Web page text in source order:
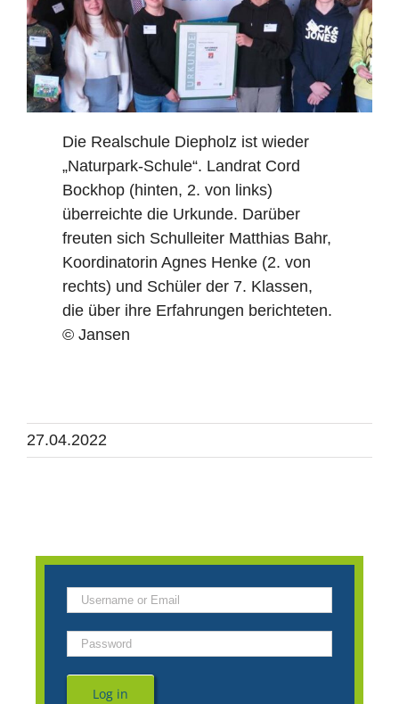
Die Realschule Diepholz ist wieder
„Naturpark-Schule“. Landrat Cord
Bockhop (hinten, 2. von links)
überreichte die Urkunde. Darüber
freuten sich Schulleiter Matthias Bahr,
Koordinatorin Agnes Henke (2. von
rechts) und Schüler der 7. Klassen,
die über ihre Erfahrungen berichteten.
© Jansen
27.04.2022
Log in